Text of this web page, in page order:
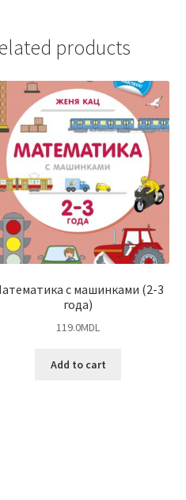
products
с машинками (2-3
года)
119.0MDL
Add to cart